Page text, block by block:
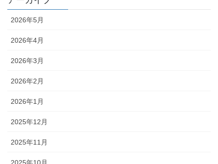
2026年5月
2026年4月
2026年3月
2026年2月
2026年1月
2025年12月
2025年11月